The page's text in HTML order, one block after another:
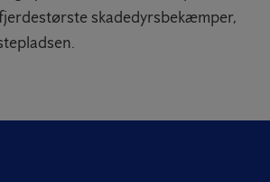
skadedyrsbekæmper,